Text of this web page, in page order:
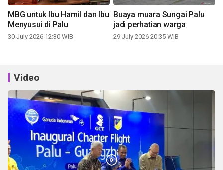
MBG untuk Ibu Hamil dan Ibu
Menyusui di Palu
30 July 2026 12:30 WIB
Buaya muara Sungai Palu
jadi perhatian warga
29 July 2026 20:35 WIB
Video